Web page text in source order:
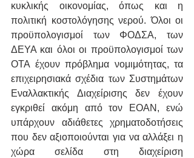
κυκλικής οικονομίας, όπως και η
πολιτική κοστολόγησης νερού. Όλοι οι
προϋπολογισμοί των ΦΟΔΣΑ, των
ΔΕΥΑ και όλοι οι προϋπολογισμοί των
ΟΤΑ έχουν πρόβλημα νομιμότητας, τα
επιχειρησιακά σχέδια των Συστημάτων
Εναλλακτικής Διαχείρισης δεν έχουν
εγκριθεί ακόμη από τον ΕΟΑΝ, ενώ
υπάρχουν αδιάθετες χρηματοδοτήσεις
που δεν αξιοποιούνται για να αλλάξει η
χώρα σελίδα στη διαχείριση